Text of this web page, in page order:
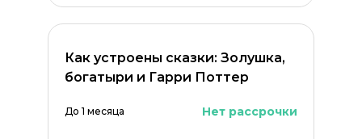
Как устроены сказки: Золушка,
богатыри и Гарри Поттер
До 1 месяца Нет рассрочки